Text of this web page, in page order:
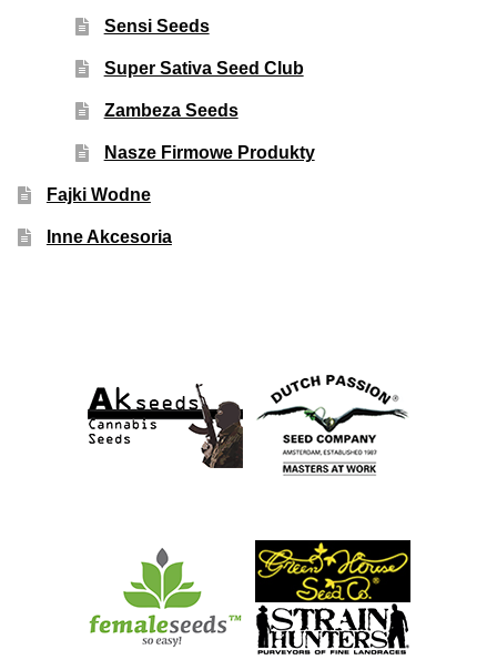
Sensi Seeds
Super Sativa Seed Club
Zambeza Seeds
Nasze Firmowe Produkty
Fajki Wodne
Inne Akcesoria